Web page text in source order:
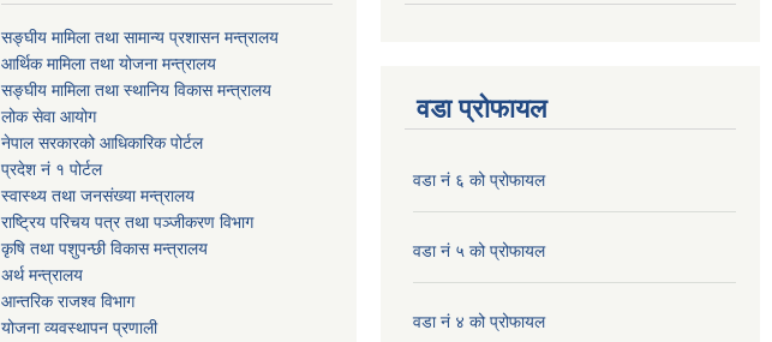
सङ्घीय मामिला तथा सामान्य प्रशासन मन्त्रालय
आर्थिक मामिला तथा योजना मन्त्रालय
सङ्घीय मामिला तथा स्थानिय विकास मन्त्रालय
लोक सेवा आयोग
नेपाल सरकारको आधिकारिक पोर्टल
प्रदेश नं १ पोर्टल
स्वास्थ्य तथा जनसंख्या मन्त्रालय
राष्ट्रिय परिचय पत्र तथा पञ्जीकरण विभाग
कृषि तथा पशुपन्छी विकास मन्त्रालय
अर्थ मन्त्रालय
आन्तरिक राजश्व विभाग
योजना व्यवस्थापन प्रणाली
वडा प्रोफायल
वडा नं ६ को प्रोफायल
वडा नं ५ को प्रोफायल
वडा नं ४ को प्रोफायल